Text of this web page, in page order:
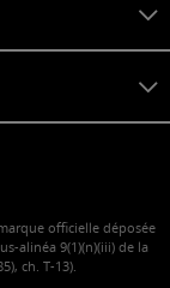
officielle déposée
alinéa 9(1)(n)(iii) de la
ch. T-13).